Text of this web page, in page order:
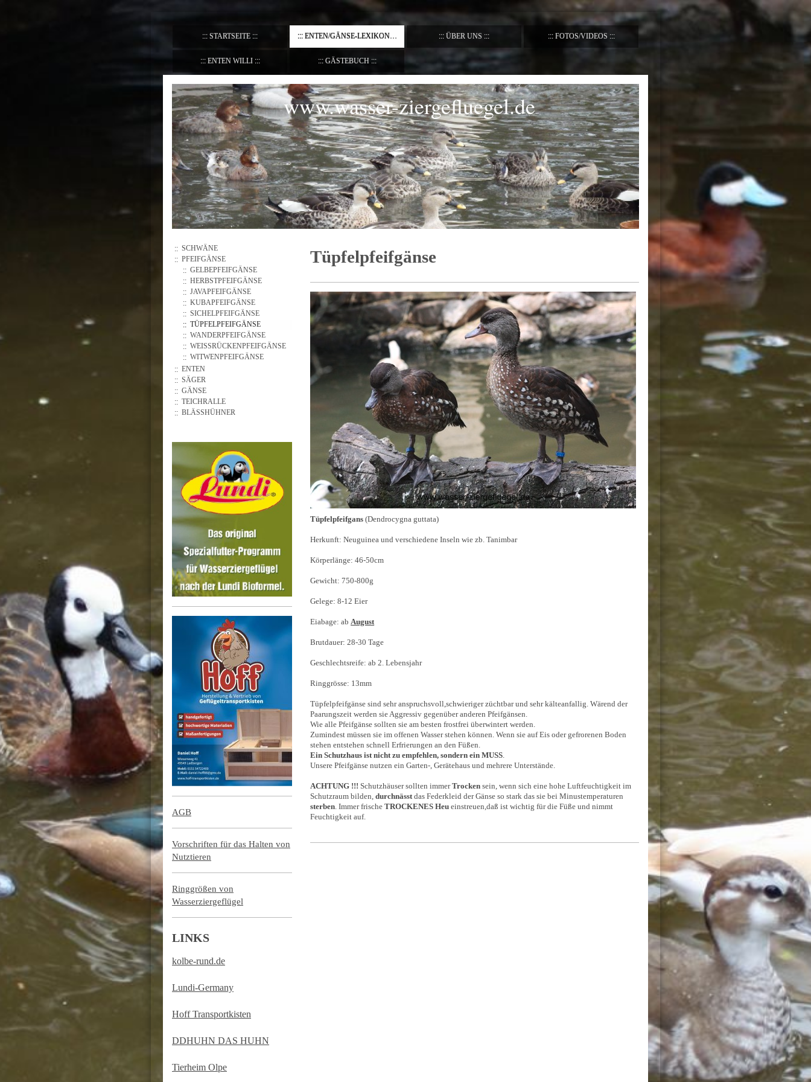
STARTSEITE ENTEN/GÄNSE-LEXIKON ÜBER UNS FOTOS/VIDEOS
ENTEN WILLI GÄSTEBUCH
www.wasser-ziergefluegel.de
Tüpfelpfeifgänse
Tüpfelpfeifgans (Dendrocygna guttata)
Herkunft: Neuguinea und verschiedene Inseln wie zb. Tanimbar
Körperlänge : 46-50cm
Gewicht: 750-800g
Gelege: 8-12 Eier
Eiabage: ab August
Brutdauer: 28-30 Tage
Geschlechtsreife: ab 2. Lebensjahr
Ringgrösse: 13mm
Tüpfelpfeifgänse sind sehr anspruchsvoll,schwieriger züchtbar und sehr kälteanfallig. Wärend der
Paarungszeit werden sie Aggressiv gegenüber anderen Pfeifgänsen .
Wie alle Pfeifgänse sollten sie am besten frostfrei überwintert werden.
Zumindest müssen sie im offenen Wasser stehen können . Wenn sie auf Eis oder gefrorenen Boden
stehen entstehen schnell Erfrierungen an den Füßen.
Ein Schutzhaus ist nicht zu empfehlen, sondern ein MUSS
Unsere Pfeifgänse nutzen ein Garten-, Gerätehaus und mehrere Unterstände.
ACHTUNG !!! Schutzhäuser sollten immerTrocken sein, wenn sich eine hohe Luftfeuchtigkeit im
Schutzraum bilden,durchnässt das Federkleid der Gänse so stark das sie bei Minustemperaturen
sterben . Immer frischeTROCKENES Heu einstreuen,daß ist wichtig für die Füße und nimmt
Feuchtigkeit auf.
SCHWÄNE
PFEIFGÄNSE
GELBEPFEIFGÄNSE
HERBSTPFEIFGÄNSE
JAVAPFEIFGÄNSE
KUBAPFEIFGÄNSE
SICHELPFEIFGÄNSE
TÜPFELPFEIFGÄNSE
WANDERPFEIFGÄNSE
WEISSRÜCKENPFEIFGÄNSE
WITWENPFEIFGÄNSE
ENTEN
SÄGER
GÄNSE
TEICHRALLE
BLÄSSHÜHNER
AGB
Vorschriften für das Halten von
Nutztieren
Ringgrößen von
Wasserziergeflügel
LINKS
kolbe-rund.de
Lundi-Germany
Hoff Transportkisten
DDHUHN DAS HUHN
Tierheim Olpe